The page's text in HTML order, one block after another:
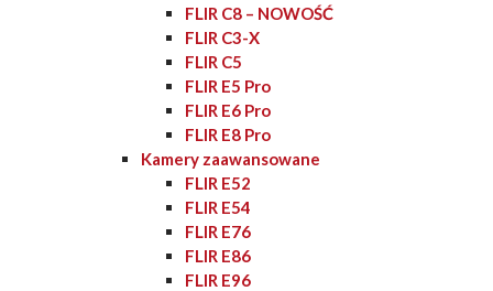
FLIR C8 – NOWOŚĆ
FLIR C3-X
FLIR C5
FLIR E5 Pro
FLIR E6 Pro
FLIR E8 Pro
Kamery zaawansowane
FLIR E52
FLIR E54
FLIR E76
FLIR E86
FLIR E96